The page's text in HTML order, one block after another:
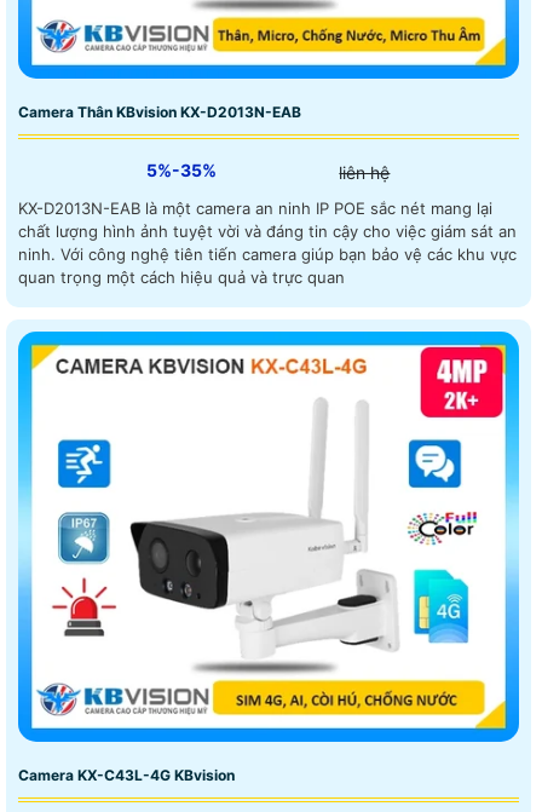
Camera Thân KBvision KX-D2013N-EAB
5%-35% liên hệ
KX-D2013N-EAB là một camera an ninh IP POE sắc nét mang lại
chất lượng hình ảnh tuyệt vời và đáng tin cậy cho việc giám sát an
ninh. Với công nghệ tiên tiến camera giúp bạn bảo vệ các khu vực
quan trọng một cách hiệu quả và trực quan
Camera KX-C43L-4G KBvision